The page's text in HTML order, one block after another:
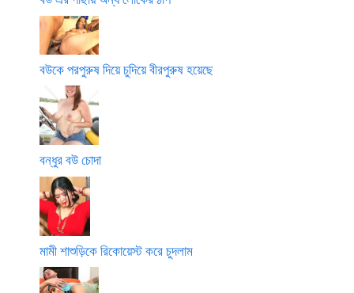
বউকে পরপুরুষ দিয়ে চুদিয়ে বীরপুরুষ হয়েছে
বন্ধুর বউ চোদা
মামী শাশুড়িকে রিকোয়েস্ট করে চুদলাম